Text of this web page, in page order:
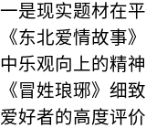
一是现实题材在
《东北爱情故事
中乐观向上的精
《冒姓琅琊》细
爱好者的高度评